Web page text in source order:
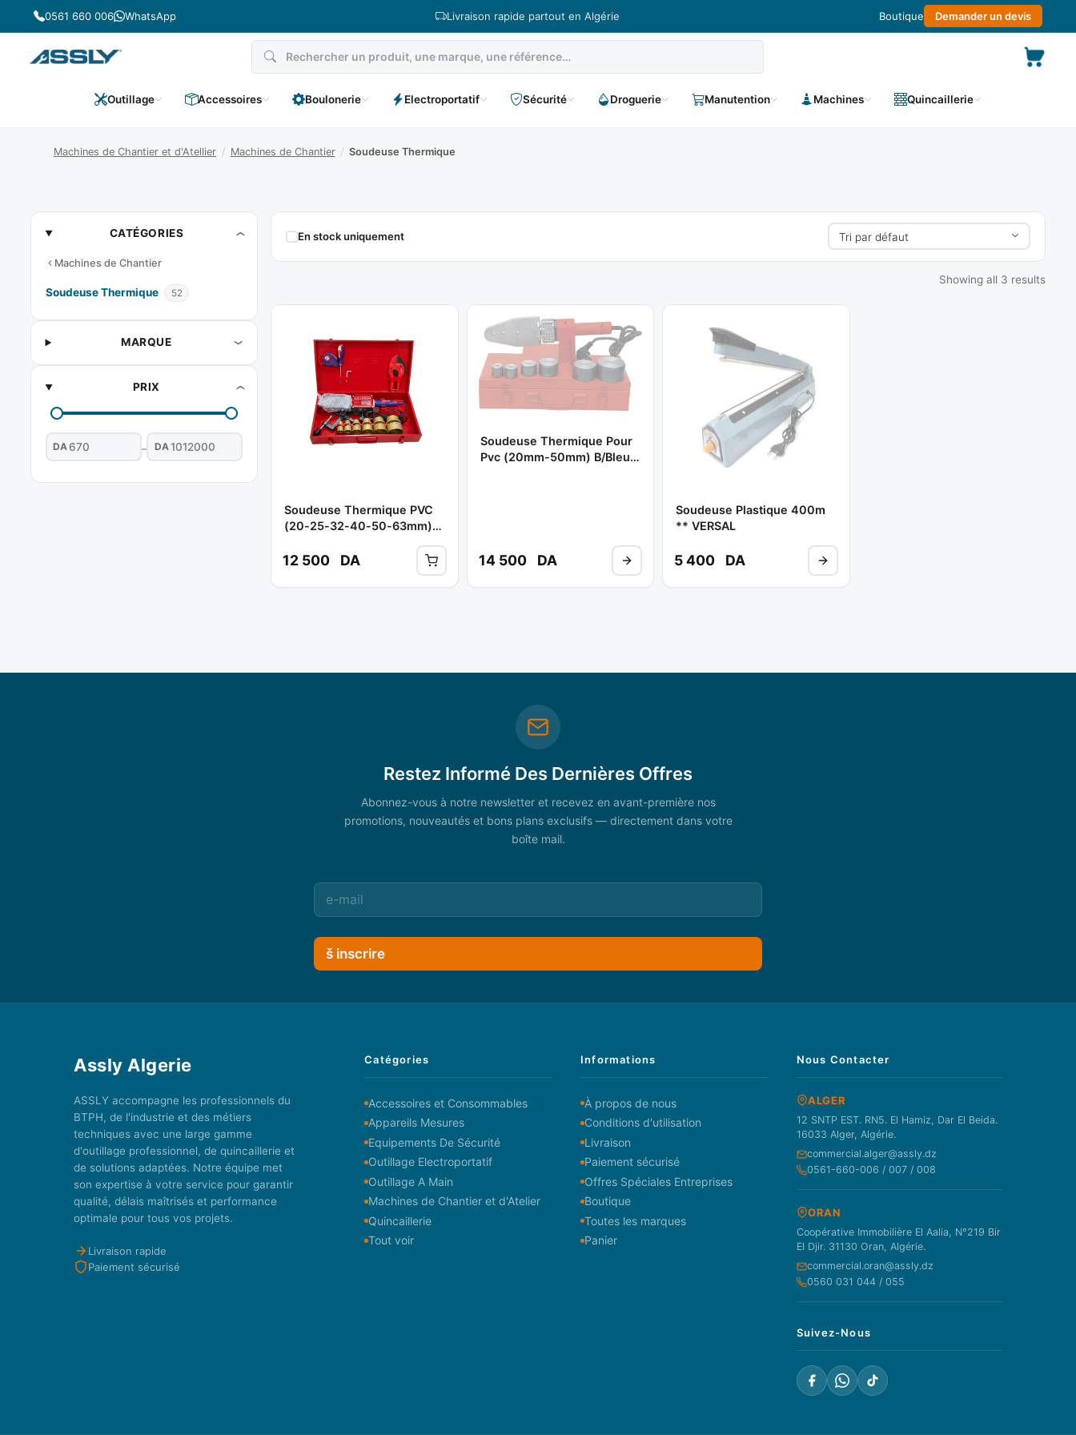
Passer
au
contenu
0561 660 006 WhatsApp Livraison rapide partout en Algérie Boutique Demander un devis
Outillage Accessoires Boulonerie Electroportatif Sécurité Droguerie Manutention Machines Quincaillerie
Machines de Chantier et d'Atellier / Machines de Chantier / Soudeuse Thermique
Soudeuse
Thermique
CATÉGORIES
Machines de Chantier
Soudeuse Thermique 52
MARQUE
PRIX
DA – DA
En stock uniquement
Showing all 3 results
Soudeuse Thermique PVC
(20-25-32-40-50-63mm)
12 500 DA
Soudeuse Thermique Pour
Pvc (20mm-50mm) B/bleu
14 500 DA
Soudeuse Plastique 400m
** VERSAL
5 400 DA
Restez Informé Des Dernières Offres
Abonnez-vous à notre newsletter et recevez en avant-première nos
promotions, nouveautés et bons plans exclusifs — directement dans votre
boîte mail.
š inscrire
Assly Algerie
ASSLY accompagne les professionnels du
BTPH, de l'industrie et des métiers
techniques avec une large gamme
d'outillage professionnel, de quincaillerie et
de solutions adaptées. Notre équipe met
son expertise à votre service pour garantir
qualité, délais maîtrisés et performance
optimale pour tous vos projets.
Livraison rapide
Paiement sécurisé
Catégories
Accessoires et Consommables
Appareils Mesures
Equipements De Sécurité
Outillage Electroportatif
Outillage A Main
Machines de Chantier et d'Atelier
Quincaillerie
Tout voir
Informations
À propos de nous
Conditions d'utilisation
Livraison
Paiement sécurisé
Offres Spéciales Entreprises
Boutique
Toutes les marques
Panier
Nous Contacter
ALGER
12 SNTP EST. RN5. El Hamiz, Dar El Beida.
16033 Alger, Algérie.
commercial.alger@assly.dz
0561-660-006 / 007 / 008
ORAN
Coopérative Immobilière El Aalia, N°219 Bir
El Djir. 31130 Oran, Algérie.
commercial.oran@assly.dz
0560 031 044 / 055
Suivez-Nous